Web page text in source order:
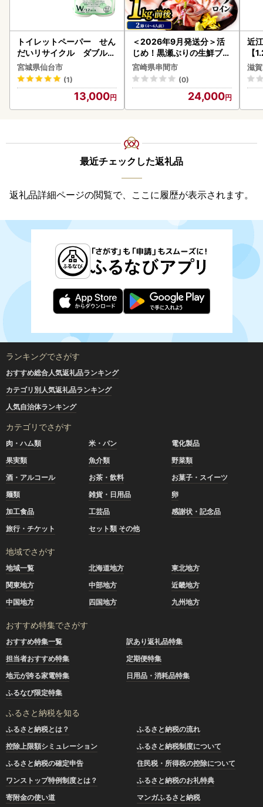
トイレットペーパー せん
だいリサイクル ダブル9
6ロール｜トイレット
宮城県仙台市
(1)
13,000
＜2026年9月発送分＞活
じめ！黒瀬ぶりの生鮮ブリ
ロイン2節（1.0kg前後）_
K001-012-2609
宮崎県串間市
(0)
24,000
近
【
】
滋
最近チェックした返礼品
返礼品詳細ページの閲覧で、ここに履歴が表示されます。
ランキングでさがす
おすすめ総合人気返礼品ランキング
カテゴリ別人気返礼品ランキング
人気自治体ランキング
カテゴリでさがす
肉・ハム類 米・パン
電化製品
果実類
魚介類
野菜類
酒・アルコール
お茶・飲料
お菓子・スイーツ
麺類
雑貨・日用品
卵
加工食品
工芸品
感謝状・記念品
旅行・チケット
セット類 その他
地域でさがす
地域一覧 北海道地方
東北地方
関東地方
中部地方
近畿地方
中国地方
四国地方 九州地方
おすすめ特集でさがす
おすすめ特集一覧
訳あり返礼品特集
担当者おすすめ特集
定期便特集
地元が誇る家電特集
日用品・消耗品特集
ふるなび限定特集
ふるさと納税を知る
ふるさと納税とは？
ふるさと納税の流れ
控除上限額シミュレーション
ふるさと納税制度について
ふるさと納税の確定申告
住民税・所得税の控除について
ワンストップ特例制度とは？
ふるさと納税のお礼特典
寄附金の使い道
マンガふるさと納税